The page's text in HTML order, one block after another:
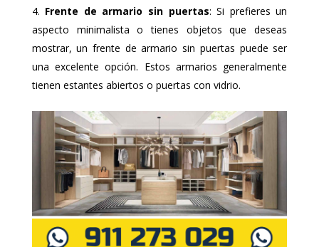
Frente de armario sin puertas: Si prefieres un
aspecto minimalista o tienes objetos que deseas
mostrar, un frente de armario sin puertas puede ser
una excelente opción. Estos armarios generalmente
tienen estantes abiertos o puertas con vidrio.